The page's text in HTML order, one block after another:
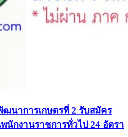
ฒนาการเกษตรที่ 2 รับสมัคร
นักงานราชการทั่วไป 24 อัตรา